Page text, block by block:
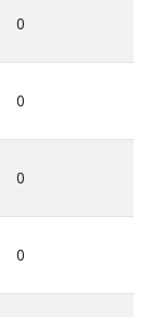
0
0
0
0